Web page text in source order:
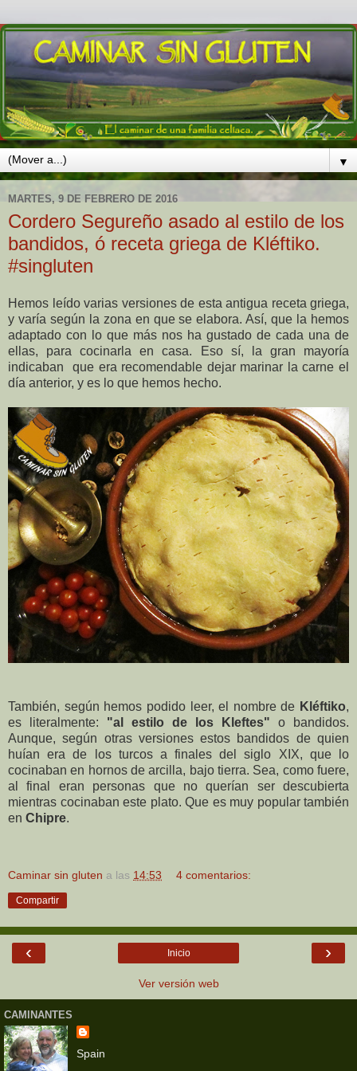
▼
MARTES, 9 DE FEBRERO DE 2016
Cordero Segureño asado al estilo de los
bandidos, ó receta griega de Kléftiko.
#singluten
Hemos leído varias versiones de esta antigua receta griega,
y varía según la zona en que se elabora. Así, que la hemos
adaptado con lo que más nos ha gustado de cada una de
ellas, para cocinarla en casa. Eso sí, la gran mayoría
indicaban que era recomendable dejar marinar la carne el
día anterior, y es lo que hemos hecho.
También, según hemos podido leer, el nombre de Kléftiko,
es literalmente: "al estilo de los Kleftes" o bandidos.
Aunque, según otras versiones estos bandidos de quien
huían era de los turcos a finales del siglo XIX, que lo
cocinaban en hornos de arcilla, bajo tierra. Sea, como fuere,
al final eran personas que no querían ser descubierta
mientras cocinaban este plato. Que es muy popular también
en Chipre.
Caminar sin gluten a las 14:53 4 comentarios:
Compartir
‹ ›
Inicio
Ver versión web
CAMINANTES
Spain